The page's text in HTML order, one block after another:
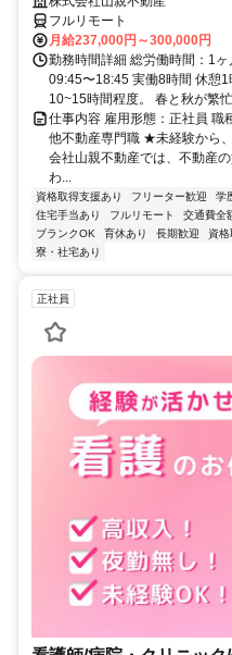
フルリモート
月給237,000円～300,000円
勤務時間詳細 総労働時間：1
09:45〜18:45 実働8時間 休憩
10~15時間程度。 春と秋が繁
仕事内容 雇用形態：正社員 職
他不動産専門職 ★未経験から
会社山親不動産では、不動産
わ...
資格取得支援あり フリーター歓迎 学
住宅手当あり
フルリモート 交通費全
ブランクOK
育休あり 長期歓迎 資格
寮・社宅あり
正社員